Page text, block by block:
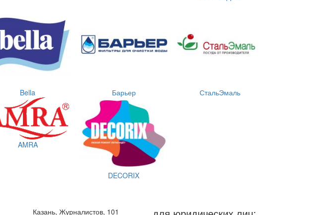
Bella Барьер СтальЭмаль
AMRA
DECORIX
Казань, Журналистов, 101